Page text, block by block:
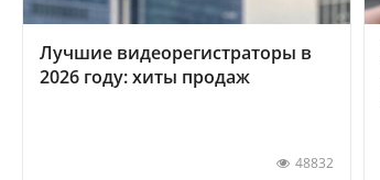
Лучшие видеорегистраторы в
2026 году: хиты продаж
48832